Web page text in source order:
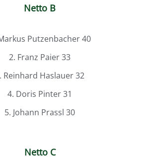
Netto B
Putzenbacher 40
2. Franz Paier 33
Reinhard Haslauer 32
4. Doris Pinter 31
5. Johann Prassl 30
Netto C